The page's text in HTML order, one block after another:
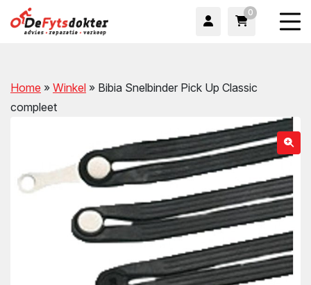
0
Home » Winkel » Bibia Snelbinder Pick Up Classic
compleet